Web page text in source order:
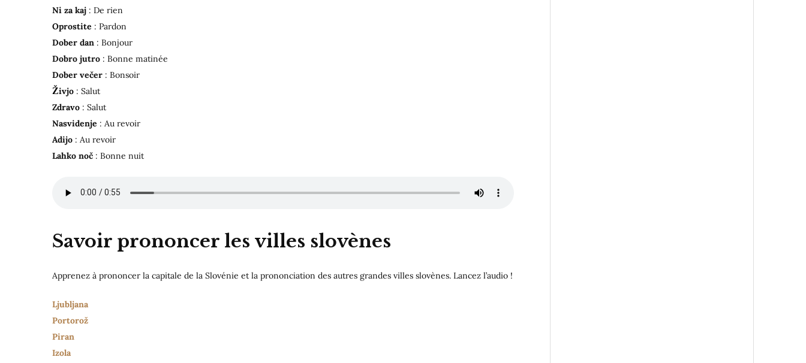
Ni za kaj : De rien
Oprostite : Pardon
Dober dan : Bonjour
Dobro jutro : Bonne matinée
Dober večer : Bonsoir
Živjo : Salut
Zdravo : Salut
Nasvidenje : Au revoir
Adijo : Au revoir
Lahko noč : Bonne nuit
Savoir prononcer les villes slovènes
Apprenez à prononcer la capitale de la Slovénie et la prononciation des autres grandes villes slovènes. Lancez l’audio !
Ljubljana
Portorož
Piran
Izola